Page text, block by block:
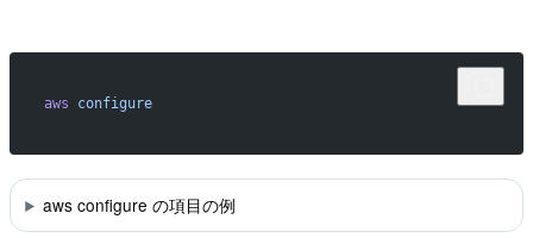
aws configure
aws configure の項目の例